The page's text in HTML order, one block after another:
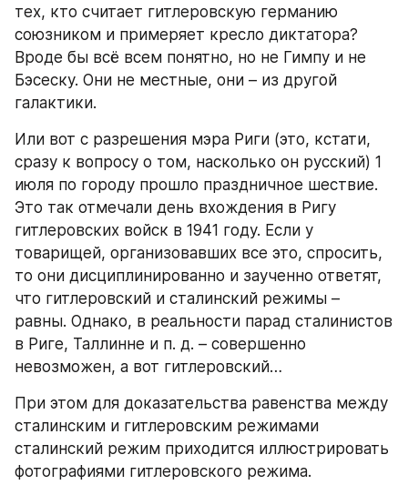
тех, кто считает гитлеровскую германию
союзником и примеряет кресло диктатора?
Вроде бы всё всем понятно, но не Гимпу и не
Бэсеску. Они не местные, они – из другой
галактики.
Или вот с разрешения мэра Риги (это, кстати,
сразу к вопросу о том, насколько он русский) 1
июля по городу прошло праздничное шествие.
Это так отмечали день вхождения в Ригу
гитлеровских войск в 1941 году. Если у
товарищей, организовавших все это, спросить,
то они дисциплинированно и заученно ответят,
что гитлеровский и сталинский режимы –
равны. Однако, в реальности парад сталинистов
в Риге, Таллинне и п. д. – совершенно
невозможен, а вот гитлеровский…
При этом для доказательства равенства между
сталинским и гитлеровским режимами
сталинский режим приходится иллюстрировать
фотографиями гитлеровского режима.